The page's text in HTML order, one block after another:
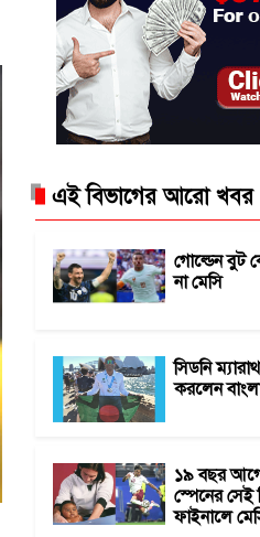
এই বিভাগের আরো খবর
গোল্ডেন বুট
না মেসি
সিডনি
করলেন
১৯ বছর
স্পেনের
ফাইনালে